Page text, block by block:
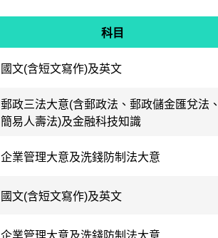
科目
國文(含短文寫作)及英文
郵政三法大意(含郵政法、郵政儲金匯兌法、
簡易人壽法)及金融科技知識
企業管理大意及洗錢防制法大意
國文(含短文寫作)及英文
企業管理大意及洗錢防制法大意